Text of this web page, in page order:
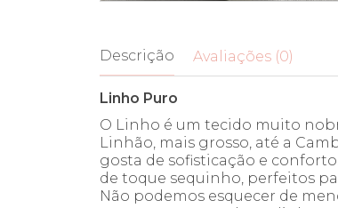
Descrição Avaliações (0)
Linho Puro
O Linho é um tecido muito
Linhão, mais grosso, até a
gosta de sofisticação e
de toque sequinho, perfeitos
Não podemos esquecer de